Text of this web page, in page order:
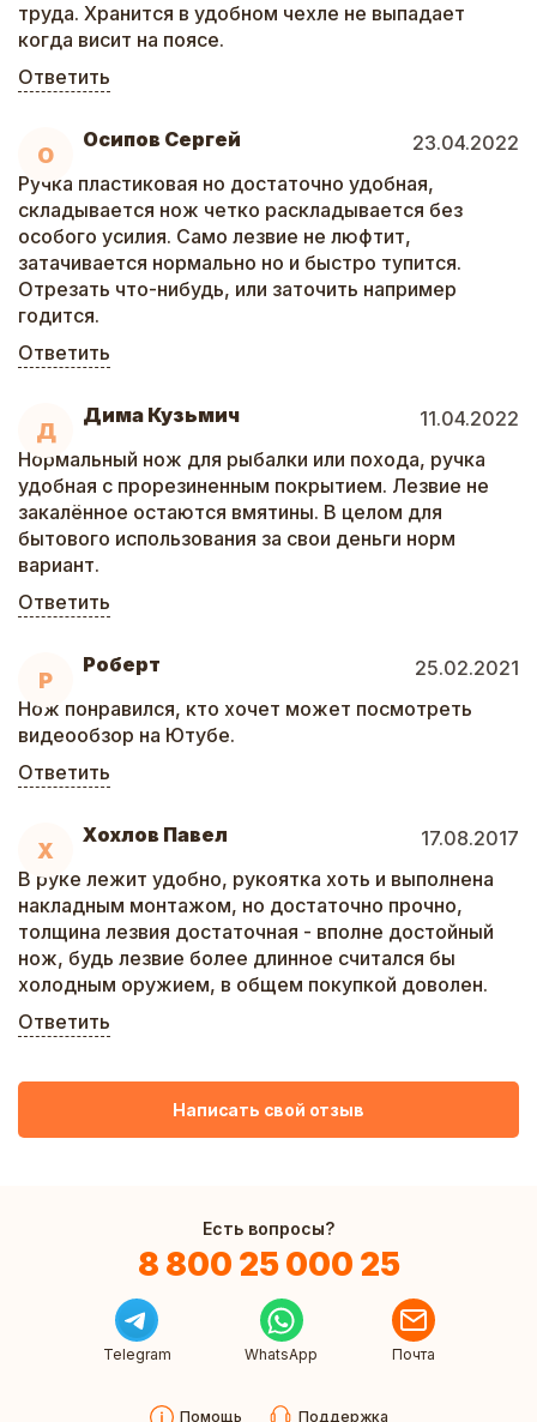
труда. Хранится в удобном чехле не выпадает
когда висит на поясе.
Ответить
О
Осипов Сергей
23.04.2022
Ручка пластиковая но достаточно удобная,
складывается нож четко раскладывается без
особого усилия. Само лезвие не люфтит,
затачивается нормально но и быстро тупится.
Отрезать что-нибудь, или заточить например
годится.
Ответить
Д
Дима Кузьмич
11.04.2022
Нормальный нож для рыбалки или похода, ручка
удобная с прорезиненным покрытием. Лезвие не
закалённое остаются вмятины. В целом для
бытового использования за свои деньги норм
вариант.
Ответить
Р
Роберт
25.02.2021
Нож понравился, кто хочет может посмотреть
видеообзор на Ютубе.
Ответить
Х
Хохлов Павел
17.08.2017
В руке лежит удобно, рукоятка хоть и выполнена
накладным монтажом, но достаточно прочно,
толщина лезвия достаточная - вполне достойный
нож, будь лезвие более длинное считался бы
холодным оружием, в общем покупкой доволен.
Ответить
Написать свой отзыв
Есть вопросы?
8 800 25 000 25
Telegram WhatsApp Почта
Помощь Поддержка